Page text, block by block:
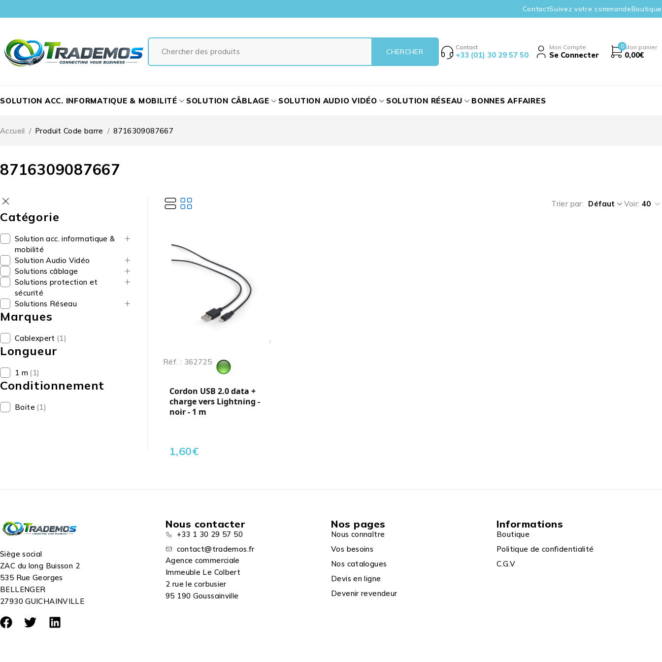
ContactSuivez votre commandeBoutique
Contact
+33 (01) 30 29 57 50
Mon Compte
Se Connecter
0 Mon panier
0,00€
SOLUTION ACC. INFORMATIQUE & MOBILITÉ SOLUTION CÂBLAGE SOLUTION AUDIO VIDÉO SOLUTION RÉSEAU BONNES AFFAIRES
8716309087667
Accueil / Produit Code barre / 8716309087667
Catégorie
Solution acc. informatique &
mobilité
Solution Audio Vidéo
Solutions câblage
Solutions protection et
sécurité
Solutions Réseau
Marques
Cablexpert (1)
Longueur
1 m (1)
Conditionnement
Boite (1)
Trier par Défaut Voir: 40
Réf. : 362725
Cordon USB 2.0 data +
charge vers Lightning -
noir - 1 m
1,60€
Siège social
ZAC du long Buisson 2
535 Rue Georges
BELLENGER
27930 GUICHAINVILLE
Nous contacter
+33 1 30 29 57 50
contact@trademos.fr
Agence commerciale
Immeuble Le Colbert
2 rue le corbusier
95 190 Goussainville
Nos pages
Nous connaître
Vos besoins
Nos catalogues
Devis en ligne
Devenir revendeur
Informations
Boutique
Politique de confidentialité
C.G.V